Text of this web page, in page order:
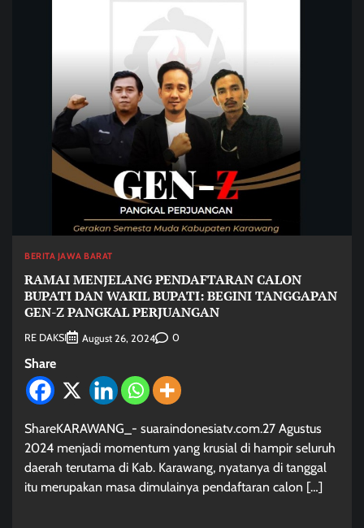
BERITA JAWA BARAT
RAMAI MENJELANG PENDAFTARAN CALON
BUPATI DAN WAKIL BUPATI: BEGINI TANGGAPAN
GEN-Z PANGKAL PERJUANGAN
RE DAKSI August 26, 2024 0
Share
ShareKARAWANG_- suaraindonesiatv.com.27 Agustus
2024 menjadi momentum yang krusial di hampir seluruh
daerah terutama di Kab. Karawang, nyatanya di tanggal
itu merupakan masa dimulainya pendaftaran calon […]